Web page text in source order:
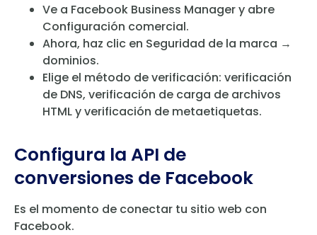
Ve a Facebook Business Manager y abre
Configuración comercial.
Ahora, haz clic en Seguridad de la marca →
dominios.
Elige el método de verificación: verificación
de DNS, verificación de carga de archivos
HTML y verificación de metaetiquetas.
Configura la API de
conversiones de Facebook
Es el momento de conectar tu sitio web con
Facebook.